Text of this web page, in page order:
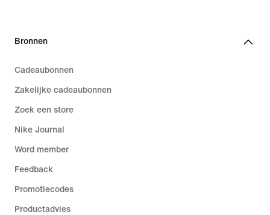
Bronnen
Cadeaubonnen
Zakelijke cadeaubonnen
Zoek een store
Nike Journal
Word member
Feedback
Promotiecodes
Productadvies